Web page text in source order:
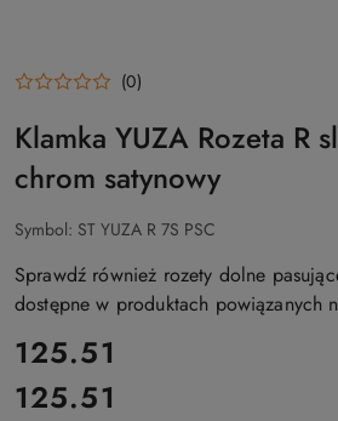
(0)
Klamka YUZA Rozeta R
chrom satynowy
Symbol: ST YUZA R 7S PSC
Sprawdź również rozety dolne
dostępne w produktach powiązanych
cena:
125.51
Cena:
125.51